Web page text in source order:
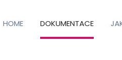
HOME DOKUMENTACE